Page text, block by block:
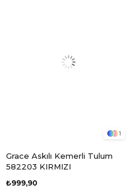
1
Grace Askılı Kemerli Tulum
582203 KIRMIZI
₺999,90